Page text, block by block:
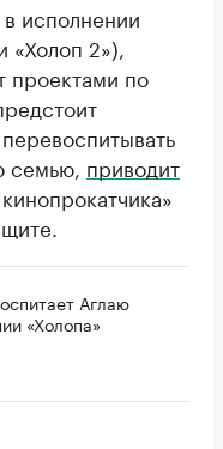
исполнении
2»),
проектами по
семью, приводит
Аглаю
«Холопа»